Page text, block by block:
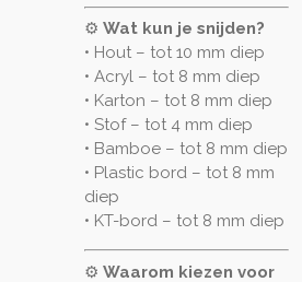
⚙️ Wat kun je snijden?
• Hout – tot 10 mm diep
• Acryl – tot 8 mm diep
• Karton – tot 8 mm diep
• Stof – tot 4 mm diep
• Bamboe – tot 8 mm diep
• Plastic bord – tot 8 mm
diep
• KT-bord – tot 8 mm diep
⚙️ Waarom kiezen voor